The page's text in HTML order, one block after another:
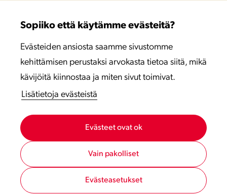
Sopiiko että käytämme evästeitä?
Evästeiden ansiosta saamme sivustomme
kehittämisen perustaksi arvokasta tietoa siitä, mikä
kävijöitä kiinnostaa ja miten sivut toimivat.
Lisätietoja evästeistä
Evästeet ovat ok
Vain pakolliset
Evästeasetukset
Viro
Latvia
Tietosuojaseloste